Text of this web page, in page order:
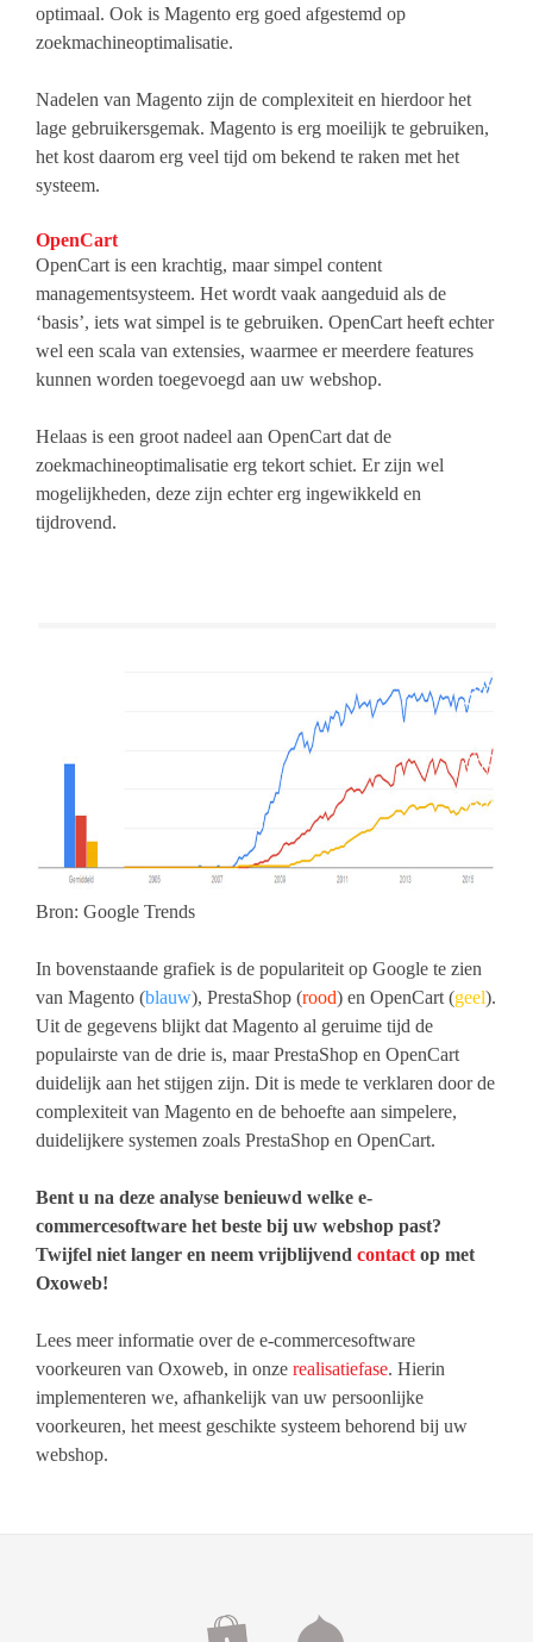
optimaal. Ook is Magento erg goed afgestemd op
zoekmachineoptimalisatie.
Nadelen van Magento zijn de complexiteit en hierdoor het
lage gebruikersgemak. Magento is erg moeilijk te gebruiken,
het kost daarom erg veel tijd om bekend te raken met het
systeem.
OpenCart
OpenCart is een krachtig, maar simpel content
managementsysteem. Het wordt vaak aangeduid als de
‘basis’, iets wat simpel is te gebruiken. OpenCart heeft echter
wel een scala van extensies, waarmee er meerdere features
kunnen worden toegevoegd aan uw webshop.
Helaas is een groot nadeel aan OpenCart dat de
zoekmachineoptimalisatie erg tekort schiet. Er zijn wel
mogelijkheden, deze zijn echter erg ingewikkeld en
tijdrovend.
Bron: Google Trends
In bovenstaande grafiek is de populariteit op Google te zien
van Magento (blauw), PrestaShop (rood) en OpenCart (geel).
Uit de gegevens blijkt dat Magento al geruime tijd de
populairste van de drie is, maar PrestaShop en OpenCart
duidelijk aan het stijgen zijn. Dit is mede te verklaren door de
complexiteit van Magento en de behoefte aan simpelere,
duidelijkere systemen zoals PrestaShop en OpenCart.
Bent u na deze analyse benieuwd welke e-
commercesoftware het beste bij uw webshop past?
Twijfel niet langer en neem vrijblijvend contact op met
Oxoweb!
Lees meer informatie over de e-commercesoftware
voorkeuren van Oxoweb, in onze realisatiefase. Hierin
implementeren we, afhankelijk van uw persoonlijke
voorkeuren, het meest geschikte systeem behorend bij uw
webshop.